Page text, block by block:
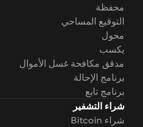
محفظة
التوقيع المساحي
محول
يكسب
مدقق مكافحة غسل الأموال
برنامج الإحالة
برنامج تابع
شراء التشفير
شراء Bitcoin